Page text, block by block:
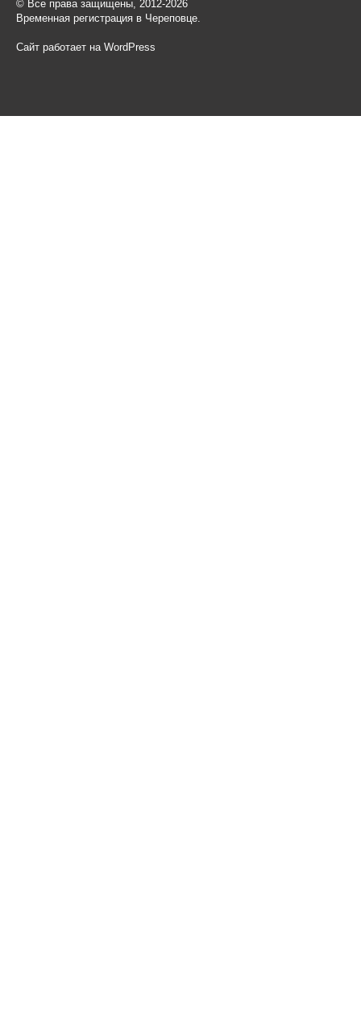
© Все права защищены, 2012-2026
Временная регистрация в Череповце.
Сайт работает на WordPress